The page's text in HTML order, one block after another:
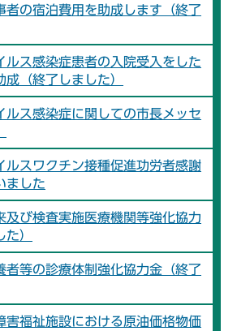
者の宿泊費用を助成します（終了
ルス感染症患者の入院受入をした
成（終了しました）
ルス感染症に関しての市長メッセ
ルスワクチン接種促進功労者感謝
ました
及び検査実施医療機関等強化協力
）
者等の診療体制強化協力金（終了
害福祉施設における原油価格物価